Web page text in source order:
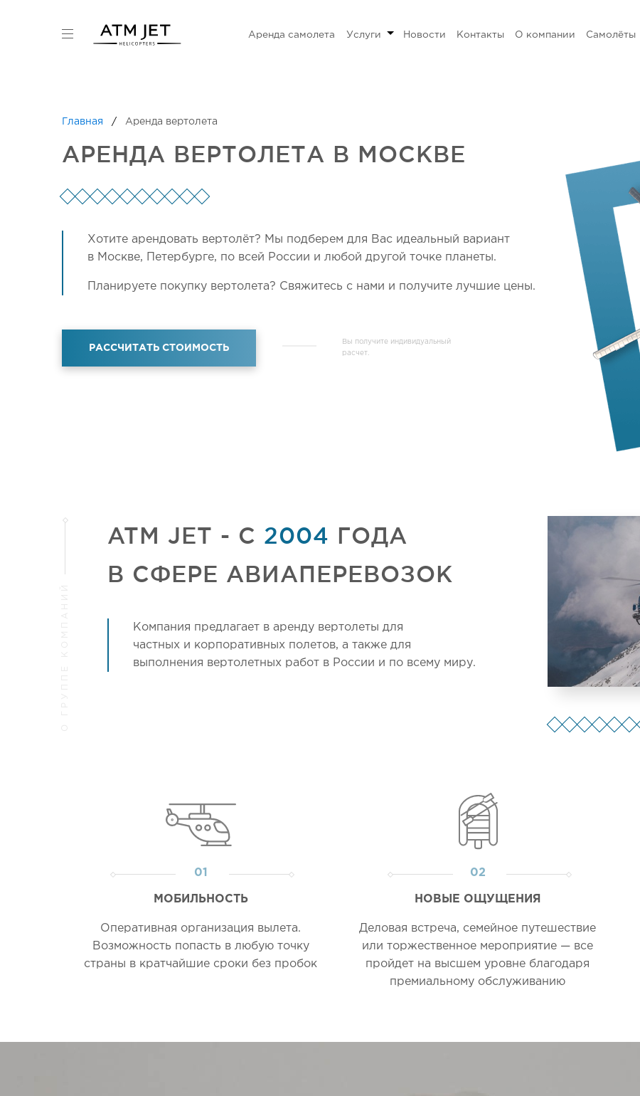
Аренда самолета Услуги Новости Контакты О компании Самолёты
Главная Аренда вертолета
АРЕНДА ВЕРТОЛЕТА В МОСКВЕ
Хотите арендовать вертолёт? Мы подберем для Вас идеальный вариант
в Москве, Петербурге, по всей России и любой другой точке планеты.
Планируете покупку вертолета? Свяжитесь с нами и получите лучшие цены.
РАССЧИТАТЬ СТОИМОСТЬ
Вы получите индивидуальный
расчет.
ATM JET - C 2004 ГОДА
В СФЕРЕ АВИАПЕРЕВОЗОК
Компания предлагает в аренду вертолеты для
частных и корпоративных полетов, а также для
выполнения вертолетных работ в России и по всему миру.
01
МОБИЛЬНОСТЬ
Оперативная организация вылета.
Возможность попасть в любую точку
страны в кратчайшие сроки без пробок
02
НОВЫЕ ОЩУЩЕНИЯ
Деловая встреча, семейное путешествие
или торжественное мероприятие — все
пройдет на высшем уровне благодаря
премиальному обслуживанию